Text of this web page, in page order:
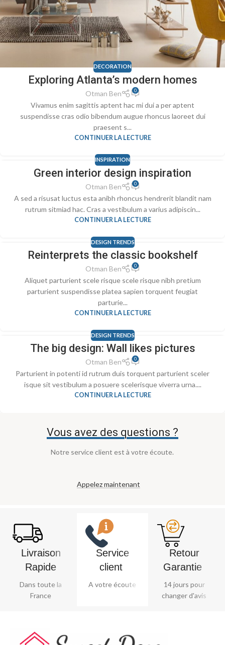
DECORATION
Exploring Atlanta’s modern homes
Otman Ben 0
Vivamus enim sagittis aptent hac mi dui a per aptent
suspendisse cras odio bibendum augue rhoncus laoreet dui
praesent s...
CONTINUER LA LECTURE
INSPIRATION
Green interior design inspiration
Otman Ben 0
A sed a risusat luctus esta anibh rhoncus hendrerit blandit nam
rutrum sitmiad hac. Cras a vestibulum a varius adipiscin...
CONTINUER LA LECTURE
DESIGN TRENDS
Reinterprets the classic bookshelf
Otman Ben 0
Aliquet parturient scele risque scele risque nibh pretium
parturient suspendisse platea sapien torquent feugiat
parturie...
CONTINUER LA LECTURE
DESIGN TRENDS
The big design: Wall likes pictures
Otman Ben 0
Parturient in potenti id rutrum duis torquent parturient sceler
isque sit vestibulum a posuere scelerisque viverra urna....
CONTINUER LA LECTURE
Vous avez des questions ?
Notre service client est à votre écoute.
Appelez maintenant
Livraison
Rapide
Dans toute la
France
Service
client ​
A votre écoute
Retour
Garantie ​
14 jours pour
changer d'avis